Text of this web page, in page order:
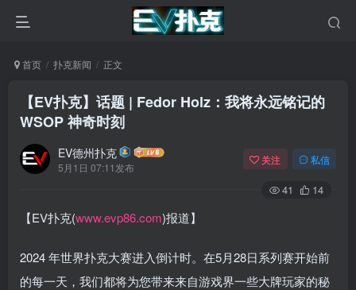
首页 扑克新闻 正文
【EV扑克】话题 | Fedor Holz：我将永远铭记的
WSOP 神奇时刻
EV德州扑克
5月1日 07:11发布
关注 私信
41 14
【EV扑克(www.evp86.com)报道】
2024 年世界扑克大赛进入倒计时。在5月28日系列赛开始前
的每一天，我们都将为您带来来自游戏界一些大牌玩家的秘